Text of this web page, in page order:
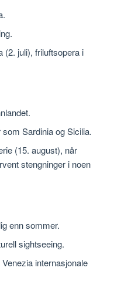
(2. juli), friluftsopera i
Sardinia og Sicilia.
(15. august), når
stengninger i noen
enn sommer.
sightseeing.
internasjonale